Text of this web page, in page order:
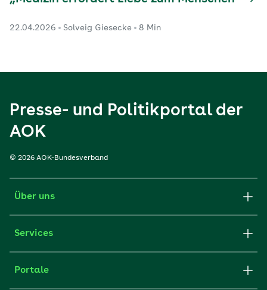
22.04.2026 Solveig Giesecke 8 Min
Presse- und Politikportal der
AOK
© 2026 AOK-Bundesverband
Über uns
Services
Portale